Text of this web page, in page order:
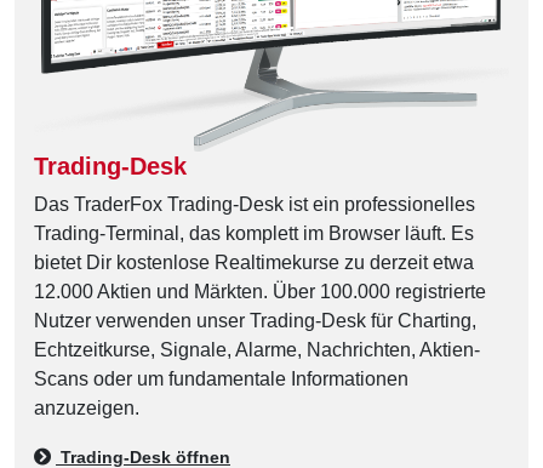
Trading-Desk
Das TraderFox Trading-Desk ist ein professionelles
Trading-Terminal, das komplett im Browser läuft. Es
bietet Dir kostenlose Realtimekurse zu derzeit etwa
12.000 Aktien und Märkten. Über 100.000 registrierte
Nutzer verwenden unser Trading-Desk für Charting,
Echtzeitkurse, Signale, Alarme, Nachrichten, Aktien-
Scans oder um fundamentale Informationen
anzuzeigen.
Trading-Desk öffnen